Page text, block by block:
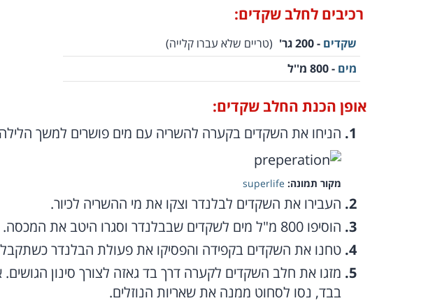
רכיבים לחלב שקדים:
שקדים - 200 גר'
(טריים שלא עברו קלייה)
מים - 800 מ''ל
אופן הכנת החלב שקדים:
הניחו את השקדים בקערה להשריה עם מים פושרים למשך
מקור תמונה: superlife
העבירו את השקדים לבלנדר וצקו את מי ההשריה לכיור.
הוסיפו 800 מ"ל מים לשקדים שבבלנדר וסגרו היטב את המכסה.
טחנו את השקדים בקפידה והפסיקו את פעולת הבלנדר
מזגו את חלב השקדים לקערה דרך בד גאזה לצורך סינון
בבד, נסו לסחוט ממנה את שאריות הנוזלים.